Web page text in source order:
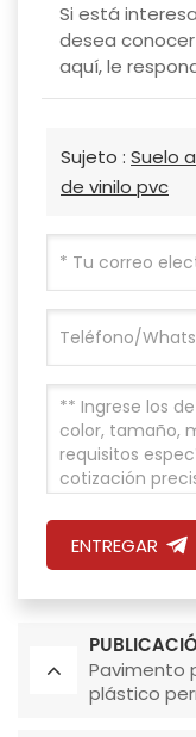
Si está
desea
aquí, le
Sujeto : Suelo
de vinilo pvc
ENTREGAR
Pavimento
plástico